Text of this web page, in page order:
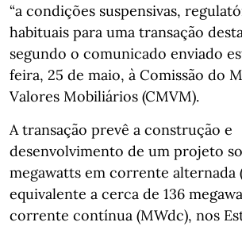
“a condições suspensivas,
habituais para uma transação
segundo o comunicado enviado
feira, 25 de maio, à Comissão do
Valores Mobiliários (CMVM).
A transação prevê a construção e
desenvolvimento de um projeto
megawatts em corrente alternada
equivalente a cerca de 136
corrente contínua (MWdc), nos